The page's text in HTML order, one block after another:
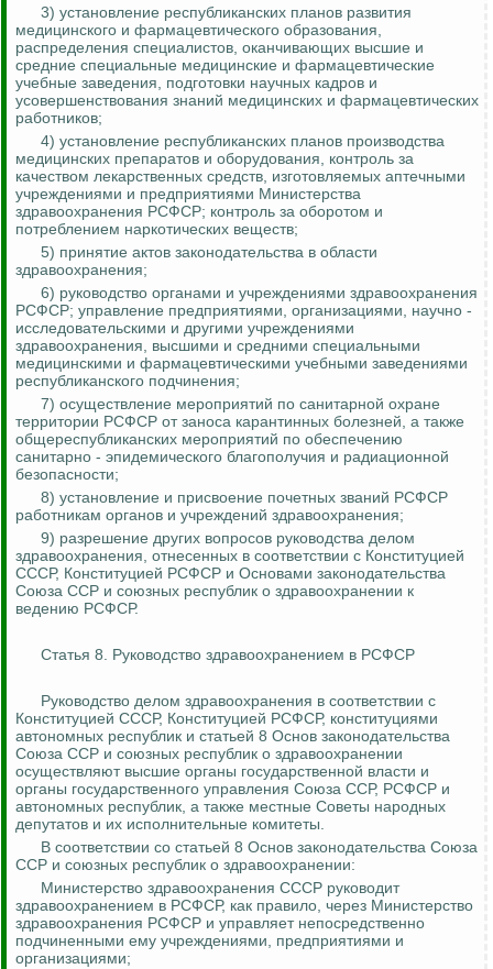
3) установление республиканских планов развития
медицинского и фармацевтического образования,
распределения специалистов, оканчивающих высшие и
средние специальные медицинские и фармацевтические
учебные заведения, подготовки научных кадров и
усовершенствования знаний медицинских и фармацевтических
работников;
4) установление республиканских планов производства
медицинских препаратов и оборудования, контроль за
качеством лекарственных средств, изготовляемых аптечными
учреждениями и предприятиями Министерства
здравоохранения РСФСР; контроль за оборотом и
потреблением наркотических веществ;
5) принятие актов законодательства в области
здравоохранения;
6) руководство органами и учреждениями здравоохранения
РСФСР; управление предприятиями, организациями, научно -
исследовательскими и другими учреждениями
здравоохранения, высшими и средними специальными
медицинскими и фармацевтическими учебными заведениями
республиканского подчинения;
7) осуществление мероприятий по санитарной охране
территории РСФСР от заноса карантинных болезней, а также
общереспубликанских мероприятий по обеспечению
санитарно - эпидемического благополучия и радиационной
безопасности;
8) установление и присвоение почетных званий РСФСР
работникам органов и учреждений здравоохранения;
9) разрешение других вопросов руководства делом
здравоохранения, отнесенных в соответствии с Конституцией
СССР, Конституцией РСФСР и Основами законодательства
Союза ССР и союзных республик о здравоохранении к
ведению РСФСР.
Статья 8. Руководство здравоохранением в РСФСР
Руководство делом здравоохранения в соответствии с
Конституцией СССР, Конституцией РСФСР, конституциями
автономных республик и статьей 8 Основ законодательства
Союза ССР и союзных республик о здравоохранении
осуществляют высшие органы государственной власти и
органы государственного управления Союза ССР, РСФСР и
автономных республик, а также местные Советы народных
депутатов и их исполнительные комитеты.
В соответствии со статьей 8 Основ законодательства Союза
ССР и союзных республик о здравоохранении:
Министерство здравоохранения СССР руководит
здравоохранением в РСФСР, как правило, через Министерство
здравоохранения РСФСР и управляет непосредственно
подчиненными ему учреждениями, предприятиями и
организациями;